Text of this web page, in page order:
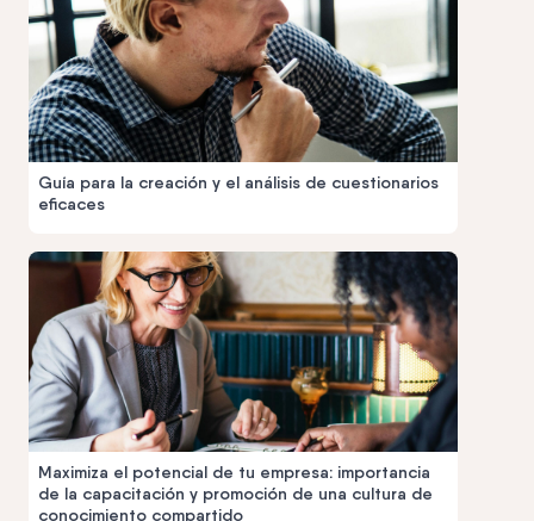
Guía para la creación y el análisis de cuestionarios
eficaces
Maximiza el potencial de tu empresa: importancia
de la capacitación y promoción de una cultura de
conocimiento compartido